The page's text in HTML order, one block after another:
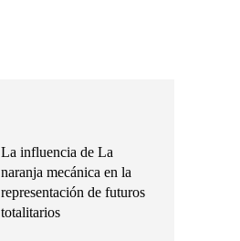
La influencia de La
naranja mecánica en la
representación de futuros
totalitarios